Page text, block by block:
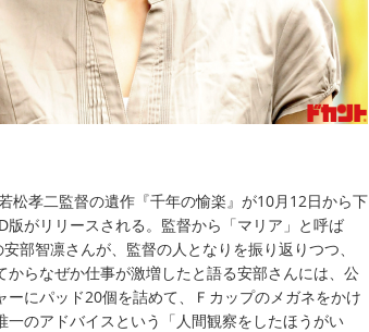
松孝二監督の遺作『千年の愉楽』が10月12日から下
がリリースされる。監督から「マリア」と呼ば
部智凛さんが、監督の人となりを振り返りつつ、
らなぜか仕事が激増したと語る安部さんには、公
にパッド20個を詰めて、Ｆカップのメガネをかけ
のアドバイスという「人間観察をしたほうがい